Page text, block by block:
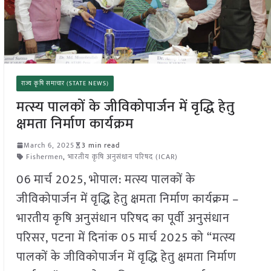
राज्य कृषि समाचार (STATE NEWS)
मत्स्य पालकों के जीविकोपार्जन में वृद्धि हेतु
क्षमता निर्माण कार्यक्रम
March 6, 2025
3 min read
Fishermen, भारतीय कृषि अनुसंधान परिषद (ICAR)
06 मार्च 2025, भोपाल: मत्स्य पालकों के
जीविकोपार्जन में वृद्धि हेतु क्षमता निर्माण कार्यक्रम –
भारतीय कृषि अनुसंधान परिषद का पूर्वी अनुसंधान
परिसर, पटना में दिनांक 05 मार्च 2025 को “मत्स्य
पालकों के जीविकोपार्जन में वृद्धि हेतु क्षमता निर्माण